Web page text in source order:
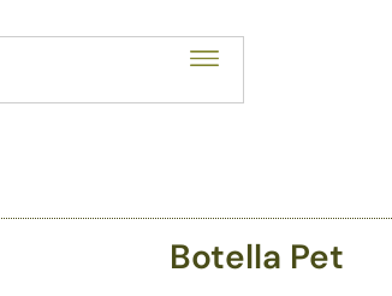
Botella Pet